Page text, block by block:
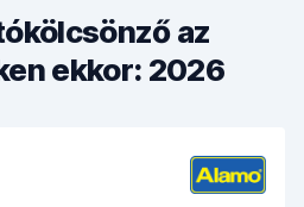
az
ekkor: 2026